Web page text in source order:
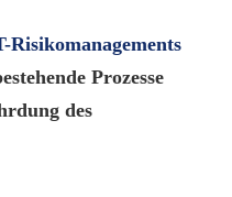
Risikomanagements
Prozesse
des